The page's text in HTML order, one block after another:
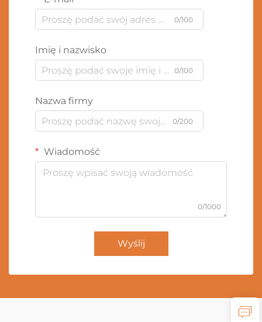
0/100
Imię i nazwisko
0/100
Nazwa firmy
0/200
Wiadomość
0/1000
Wyślij